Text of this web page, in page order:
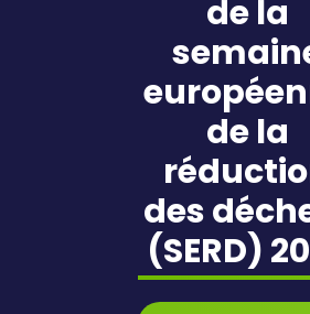
de la
de la
des
(SERD)